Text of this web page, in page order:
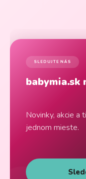
SLEDUJTE NÁS
babymia.sk
Novinky, akcie a
jednom mieste.